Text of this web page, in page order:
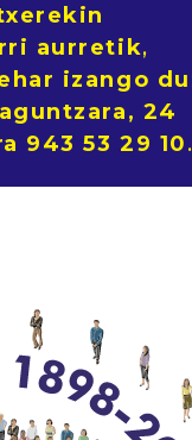
aurretik,
izango
24
943 53 29 10.